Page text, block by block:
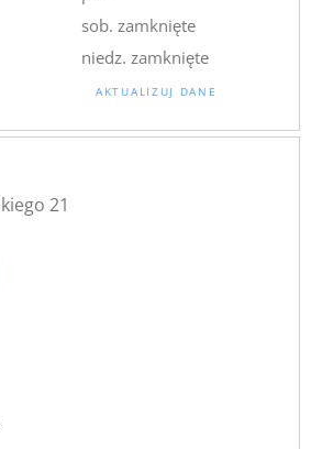
sob. zamknięte
niedz. zamknięte
AKTUALIZUJ DANE
21